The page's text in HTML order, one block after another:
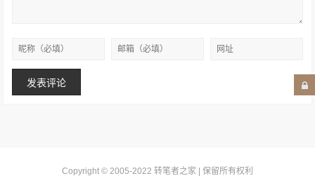
Copyright © 2005-2022 转笔者之家 | 保留所有权利